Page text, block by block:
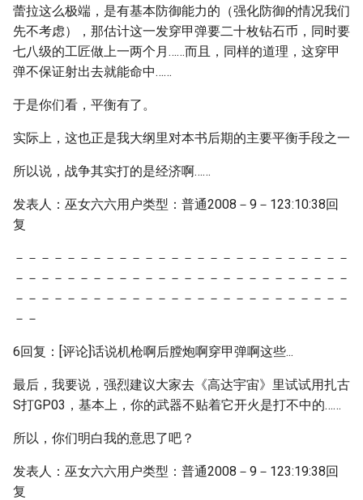
蕾拉这么极端，是有基本防御能力的（强化防御的情况我们
先不考虑），那估计这一发穿甲弹要二十枚钻石币，同时要
七八级的工匠做上一两个月……而且，同样的道理，这穿甲
弹不保证射出去就能命中……
于是你们看，平衡有了。
实际上，这也正是我大纲里对本书后期的主要平衡手段之一
所以说，战争其实打的是经济啊……
发表人：巫女六六用户类型：普通2008－9－123:10:38回
复
－－－－－－－－－－－－－－－－－－－－－－－－－－
－－－－－－－－－－－－－－－－－－－－－－－－－－
－－－－－－－－－－－－－－－－－－－－－－－－－－
－－
6回复：[评论]话说机枪啊后膛炮啊穿甲弹啊这些...
最后，我要说，强烈建议大家去《高达宇宙》里试试用扎古
S打GP03，基本上，你的武器不贴着它开火是打不中的……
所以，你们明白我的意思了吧？
发表人：巫女六六用户类型：普通2008－9－123:19:38回
复